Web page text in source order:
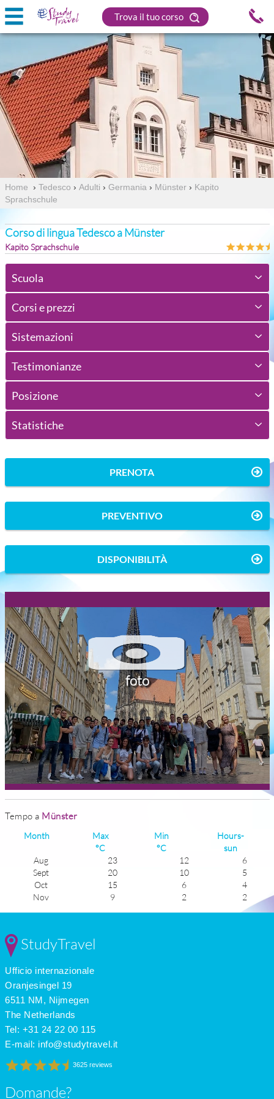
Trova il tuo corso
Home › Tedesco › Adulti › Germania › Münster › Kapito
Sprachschule
Corso di lingua Tedesco a Münster
Kapito Sprachschule
Scuola
Corsi e prezzi
Sistemazioni
Testimonianze
Posizione
Statistiche
PRENOTA
PREVENTIVO
DISPONIBILITÀ
foto
Tempo a Münster
Month
Max
°C
Min
°C
Hours-
sun
Aug
23 12
6
Sept
20 10
5
Oct
15 6
4
Nov
9 2
2
1
Mar
May
June
July
StudyTravel
Ufficio internazionale
Oranjesingel 19
6511 NM, Nijmegen
The Netherlands
Tel: +31 24 22 00 115
E-mail: info@studytravel.it
3625 reviews
Domande?